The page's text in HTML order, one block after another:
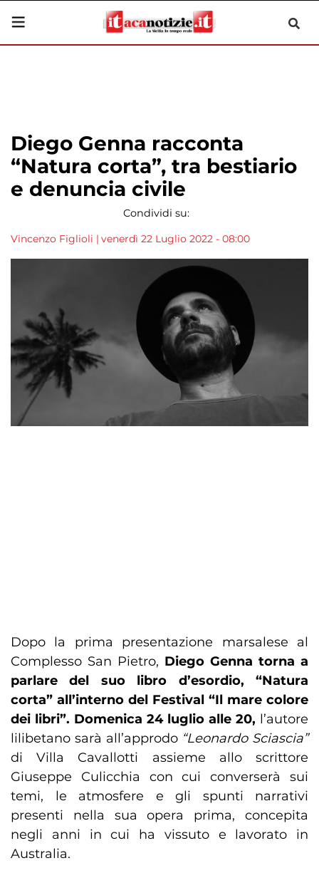
Diego Genna racconta
“Natura corta”, tra bestiario
e denuncia civile
Condividi su:
Vincenzo Figlioli | venerdì 22 Luglio 2022 - 08:00
Dopo la prima presentazione marsalese al
Complesso San Pietro, Diego Genna torna a
parlare del suo libro d’esordio, “Natura
corta” all’interno del Festival “Il mare colore
dei libri”. Domenica 24 luglio alle 20, l’autore
lilibetano sarà all’approdo “Leonardo Sciascia”
di Villa Cavallotti assieme allo scrittore
Giuseppe Culicchia con cui converserà sui
temi, le atmosfere e gli spunti narrativi
presenti nella sua opera prima, concepita
negli anni in cui ha vissuto e lavorato in
Australia.